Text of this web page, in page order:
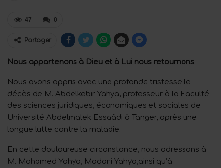
0
47
Partager
Nous appartenons à Dieu et à Lui nous retournons.
Nous avons appris avec une profonde tristesse le
décès de M. Abdelkebir Yahya, professeur à la Faculté
des sciences juridiques, économiques et sociales de
Université Abdelmalek Essaâdi à Tanger, après une
longue lutte contre la maladie.
En cette douloureuse circonstance, nous adressons à
M. Mohamed Yahya, Madani Yahya,ainsi qu’à